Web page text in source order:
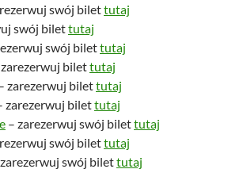
c
e
n
n
o
e
a
w
y
n
s
swój bilettutaj
swój bilettutaj
swój bilettutaj
bilettutaj
zarezerwuj bilettutaj
zarezerwuj bilettutaj
– zarezerwuj swój bilettutaj
swój bilettutaj
swój bilettutaj